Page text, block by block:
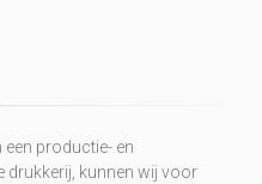
productie- en
drukkerij, kunnen wij voor